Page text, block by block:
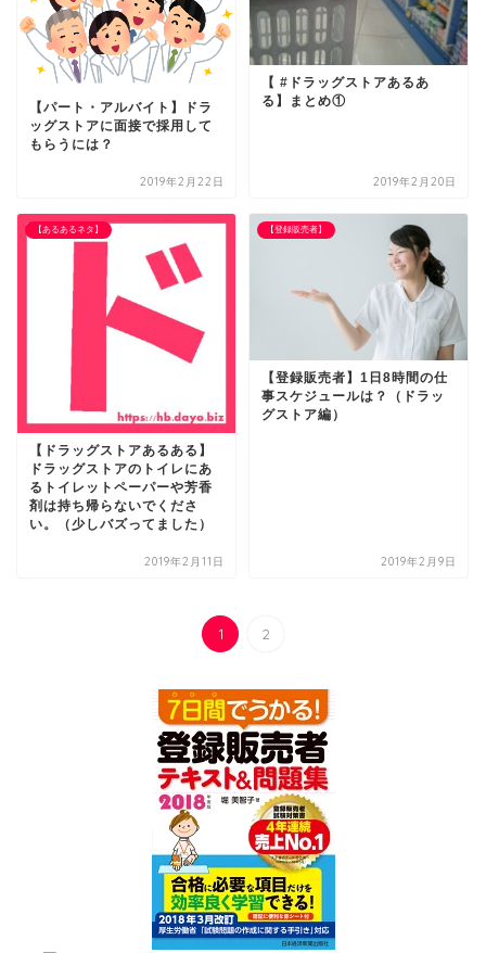
【パート・アルバイト】ドラ
ッグストアに面接で採用して
もらうには？
2019年2月22日
【 #ドラッグストアあるあ
る】まとめ①
2019年2月20日
【あるあるネタ】
【ドラッグストアあるある】
ドラッグストアのトイレにあ
るトイレットペーパーや芳香
剤は持ち帰らないでくださ
い。（少しバズってました）
2019年2月11日
【登録販売者】
【登録販売者】1日8時間の仕
事スケジュールは？（ドラッ
グストア編）
2019年2月9日
1 2